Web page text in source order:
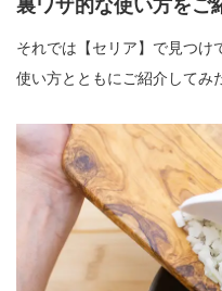
裏ワザ的な使い方をご
それでは【セリア】で見つけ
使い方とともにご紹介してみ